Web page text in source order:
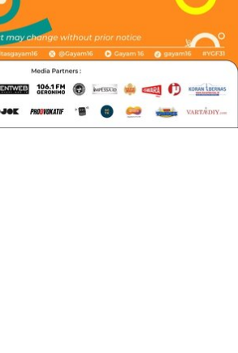
Gunawan menyatakan, Kongres
menciptakan perdebatan
makna kebudayaan
arah bagi perubahan yang
terjadi menuju arah yang lebih jelas.
saya banyak mendapatkan